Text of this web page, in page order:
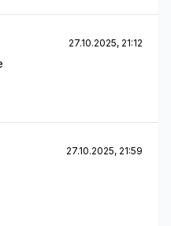
27.10.2025, 21:12
27.10.2025, 21:59